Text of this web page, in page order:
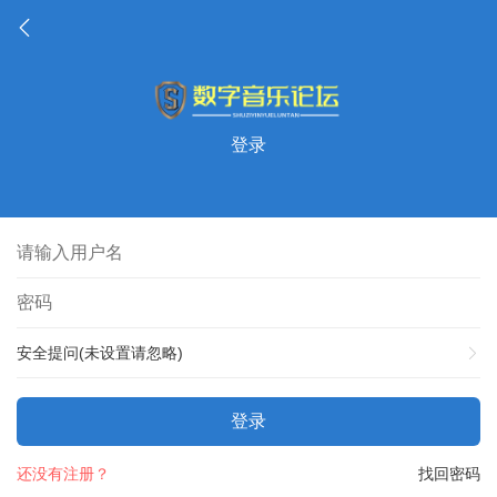
登录
安全提问(未设置请忽略)
登录
找回密码
还没有注册？